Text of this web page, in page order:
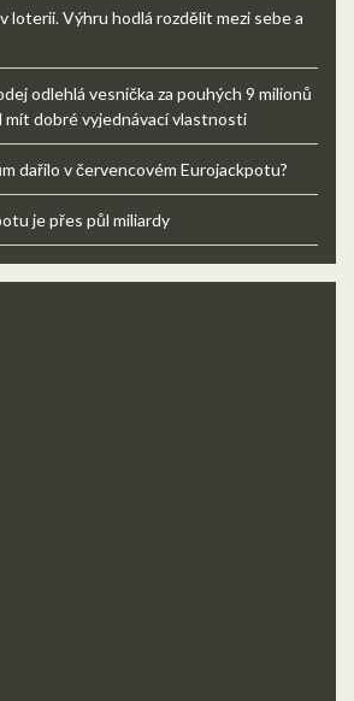
loterii. Výhru hodlá rozdělit mezi sebe a
odlehlá vesnička za pouhých 9 milionů
mít dobré vyjednávací vlastnosti
dařilo v červencovém Eurojackpotu?
je přes půl miliardy